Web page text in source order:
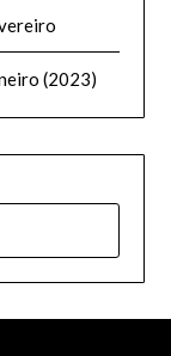
(2023)